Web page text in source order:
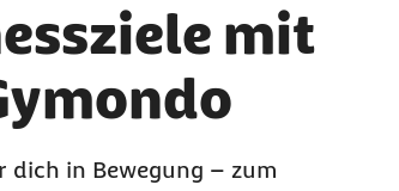
mit
dich in Bewegung – zum